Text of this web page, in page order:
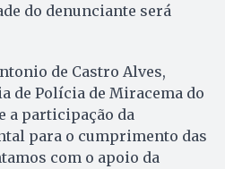
do denunciante será
de Castro Alves,
de Polícia de Miracema do
a participação da
para o cumprimento das
com o apoio da